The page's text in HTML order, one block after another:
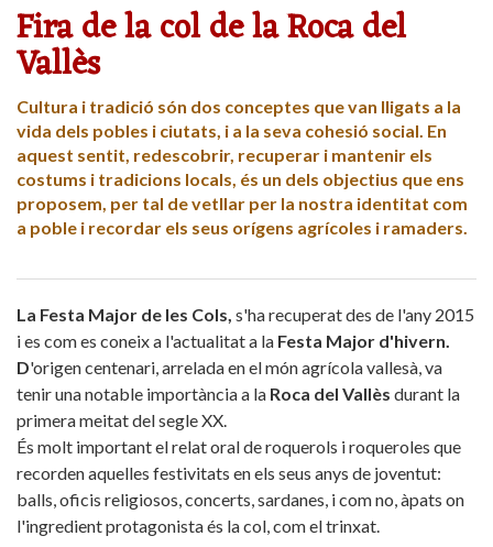
Fira de la col de la Roca del
Vallès
Cultura i tradició són dos conceptes que van lligats a la
vida dels pobles i ciutats, i a la seva cohesió social. En
aquest sentit, redescobrir, recuperar i mantenir els
costums i tradicions locals, és un dels objectius que ens
proposem, per tal de vetllar per la nostra identitat com
a poble i recordar els seus orígens agrícoles i ramaders.
La Festa Major de les Cols, s'ha recuperat des de l'any 2015
i es com es coneix a l'actualitat a la Festa Major d'hivern.
D'origen centenari, arrelada en el món agrícola vallesà, va
tenir una notable importància a la Roca del Vallès durant la
primera meitat del segle XX.
És molt important el relat oral de roquerols i roqueroles que
recorden aquelles festivitats en els seus anys de joventut:
balls, oficis religiosos, concerts, sardanes, i com no, àpats on
l'ingredient protagonista és la col, com el trinxat.